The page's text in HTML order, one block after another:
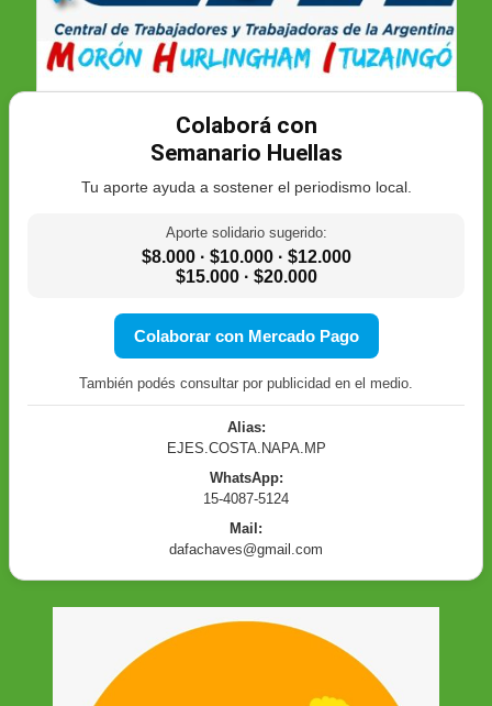
Colaborá con
Semanario Huellas
Tu aporte ayuda a sostener el periodismo local.
Aporte solidario sugerido:
$8.000 · $10.000 · $12.000
$15.000 · $20.000
Colaborar con Mercado Pago
También podés consultar por publicidad en el medio.
Alias:
EJES.COSTA.NAPA.MP
WhatsApp:
15-4087-5124
Mail:
dafachaves@gmail.com